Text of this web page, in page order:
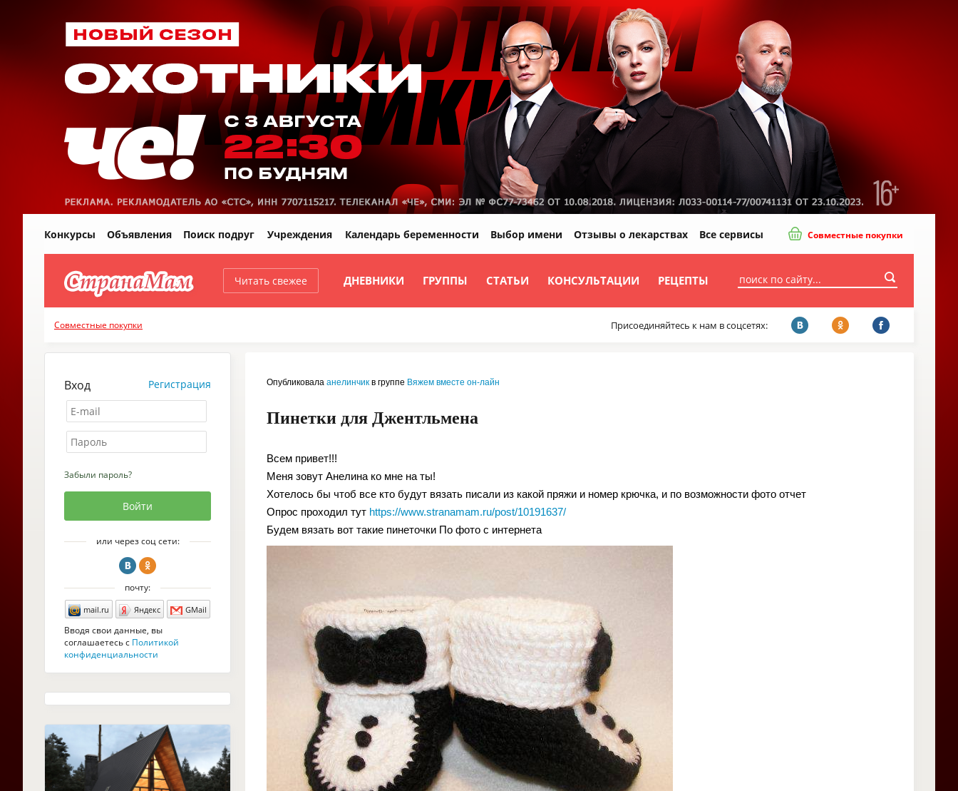
Читать свежее ДНЕВНИКИ ГРУППЫ СТАТЬИ КОНСУЛЬТАЦИИ РЕЦЕПТЫ
Конкурсы Объявления Поиск подруг Учреждения Календарь беременности Выбор имени Отзывы о лекарствах Все сервисы Совместные покупки
Совместные покупки Присоединяйтесь к нам в соцсетях:
Опубликовала анелинчик в группе Вяжем вместе он-лайн
Пинетки для Джентльмена
Всем привет!!!
Меня зовут Анелина ко мне на ты!
Хотелось бы чтоб все кто будут вязать писали из какой пряжи и номер крючка, и по возможности фото отчет
Опрос проходил тут https://www.stranamam.ru/post/10191637/
Будем вязать вот такие пинеточки По фото с интернета
Вход Регистрация
Забыли пароль?
или через соц сети:
почту:
mail.ru Яндекс GMail
Вводя свои данные, вы
соглашаетесь с Политикой
конфиденциальности